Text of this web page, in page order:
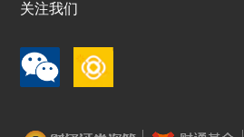
关注我们